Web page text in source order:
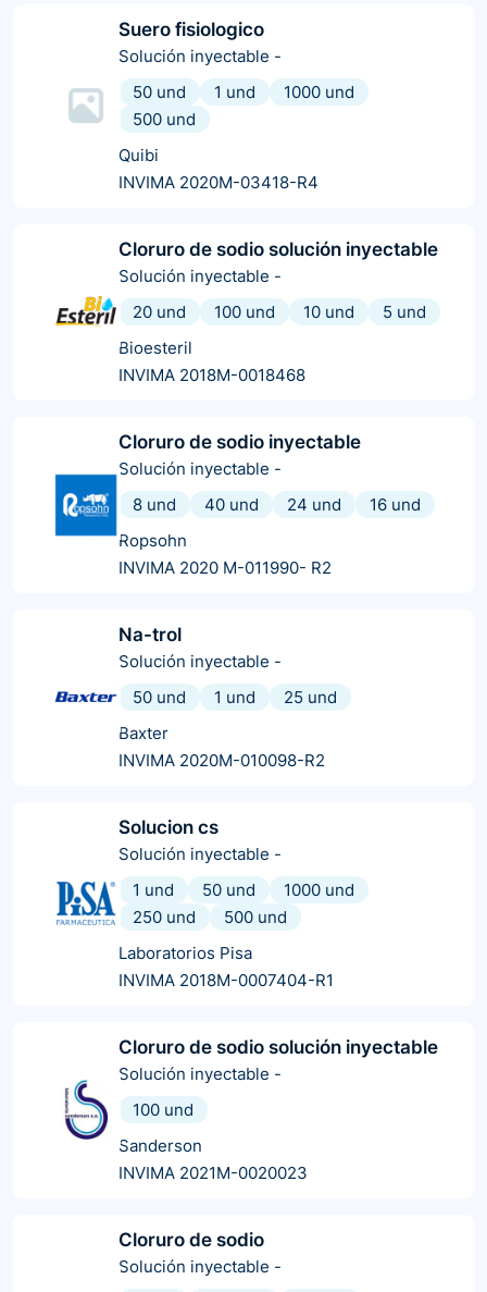
Suero fisiologico
Solución inyectable -
50 und
1 und
1000 und
500 und
Quibi
INVIMA 2020M-03418-R4
Cloruro de sodio solución inyectable
Solución inyectable -
20 und
100 und 10 und
5 und
Bioesteril
INVIMA 2018M-0018468
Cloruro de sodio inyectable
Solución inyectable -
8 und
40 und 24 und
16 und
Ropsohn
INVIMA 2020 M-011990- R2
Na-trol
Solución inyectable -
50 und
1 und
25 und
Baxter
INVIMA 2020M-010098-R2
Solucion cs
Solución inyectable -
1 und
50 und
1000 und
250 und
500 und
Laboratorios Pisa
INVIMA 2018M-0007404-R1
Cloruro de sodio solución inyectable
Solución inyectable -
100 und
Sanderson
INVIMA 2021M-0020023
Cloruro de sodio
Solución inyectable -